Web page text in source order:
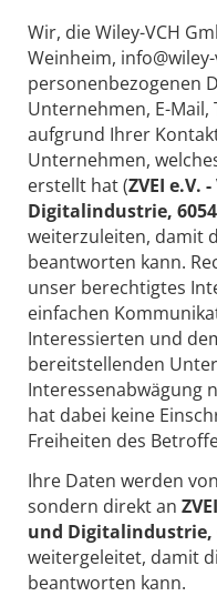
Wir, die Wiley-VCH
Weinheim,
personenbezogenen
Unternehmen, E-
aufgrund Ihrer
Unternehmen,
erstellt hat (ZVEI e.V.
Digitalindustrie,
weiterzuleiten, damit
beantworten kann.
unser berechtigtes
einfachen
Interessierten und
bereitstellenden
Interessenabwägung
hat dabei keine
Freiheiten des
Ihre Daten werden
sondern direkt an
und
weitergeleitet, damit
beantworten kann.